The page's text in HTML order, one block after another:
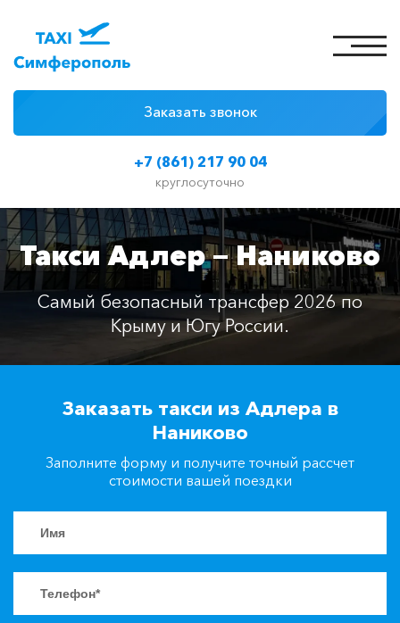
+7 (861) 217 90 04
круглосуточно
Заказать звонок
Цены на такси
Классы автомобилей
Отзывы
Контакты
+7(861)217-90-04
Заказать такси
Такси Адлер — Наниково
Самый безопасный трансфер 2026 по
Крыму и Югу России.
Заказать такси из Адлера в
Наниково
Заполните форму и получите точный рассчет
стоимости вашей поездки